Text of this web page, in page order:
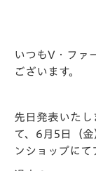
いつもV・ファ
ございます。
先日発表いたし
て、6月5日（
ンショップにて